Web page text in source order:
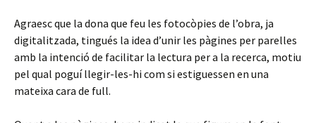
Agraesc que la dona que feu les fotocòpies de l’obra, ja
digitalitzada, tingués la idea d’unir les pàgines per parelles
amb la intenció de facilitar la lectura per a la recerca, motiu
pel qual poguí llegir-les-hi com si estiguessen en una
mateixa cara de full.